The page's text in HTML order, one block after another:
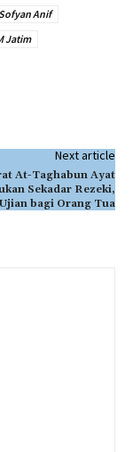
Sofyan Anif
Jatim
Next article
At-Taghabun Ayat
Sekadar Rezeki,
bagi Orang Tua